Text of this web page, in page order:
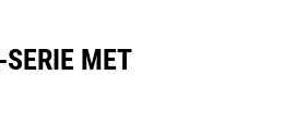
MET